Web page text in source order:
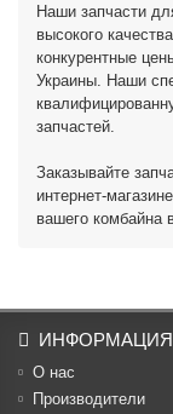
Наши запчасти
высокого
конкурентные
Украины. Наши
запчастей.
Заказывайте
интернет-
вашего комбайна
ИНФОРМАЦИЯ
О нас
Производители